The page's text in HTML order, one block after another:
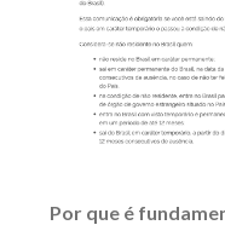
Por que é